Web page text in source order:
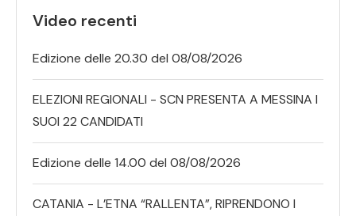
Video recenti
Edizione delle 20.30 del 08/08/2026
ELEZIONI REGIONALI - SCN PRESENTA A MESSINA I
SUOI 22 CANDIDATI
Edizione delle 14.00 del 08/08/2026
CATANIA - L’ETNA “RALLENTA”, RIPRENDONO I